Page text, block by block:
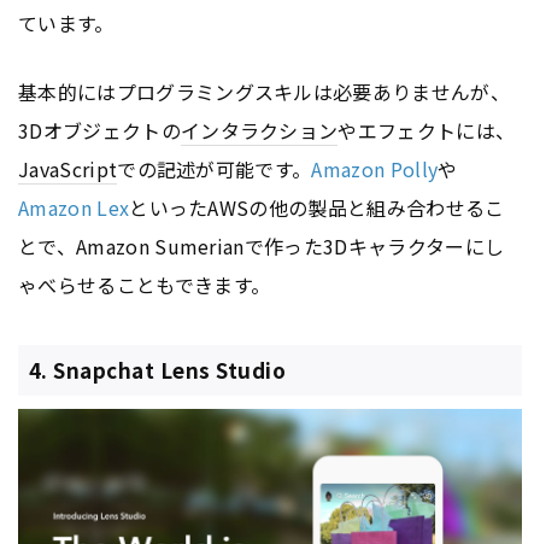
ています。
基本的にはプログラミングスキルは必要ありませんが、
3Dオブジェクトのインタラクションやエフェクトには、
JavaScriptでの記述が可能です。Amazon Pollyや
Amazon LexといったAWSの他の製品と組み合わせるこ
とで、Amazon Sumerianで作った3Dキャラクターにし
ゃべらせることもできます。
4. Snapchat Lens Studio